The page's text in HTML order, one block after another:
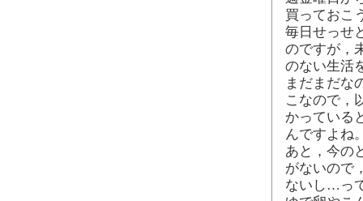
買っておこ
毎日せっせ
のですが，
のない生活
まだまだな
こなので，
かっている
んですよね
あと，今の
がないので
ないし…っ